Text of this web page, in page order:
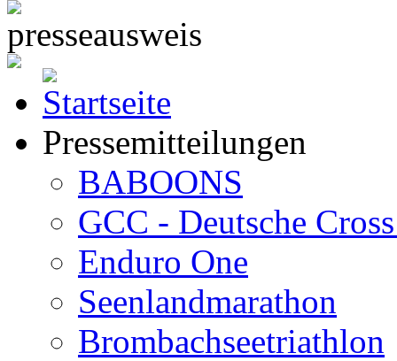
Pressemitteilungen
BABOONS
GCC - Deutsche
Enduro One
Seenlandmarathon
Brombachseetriathlon